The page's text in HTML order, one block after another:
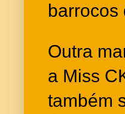
barrocos
Outra
a Miss
também